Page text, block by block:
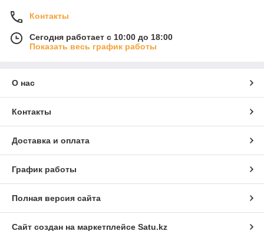
Контакты
Сегодня работает с 10:00 до 18:00
Показать весь график работы
О нас
Контакты
Доставка и оплата
График работы
Полная версия сайта
Сайт создан на маркетплейсе Satu.kz